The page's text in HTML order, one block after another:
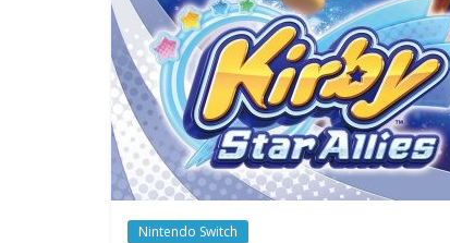
Nintendo Switch